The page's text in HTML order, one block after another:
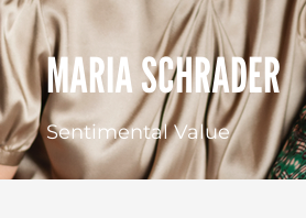
MARIA SCHRADER
Sentimental Value